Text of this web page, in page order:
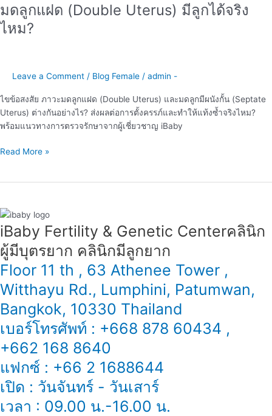
มดลูกแฝด (Double Uterus) มีลูกได้จริง
ไหม?
Leave a Comment / Blog Female / admin -
ไขข้อสงสัย ภาวะมดลูกแฝด (Double Uterus) และมดลูกมีผนังกั้น (Septate
Uterus) ต่างกันอย่างไร? ส่งผลต่อการตั้งครรภ์และทำให้แท้งซ้ำจริงไหม?
พร้อมแนวทางการตรวจรักษาจากผู้เชี่ยวชาญ iBaby
(Double
Uterus)
มี
Read More »
iBaby Fertility & Genetic Center​ คลินิก
ผู้มีบุตรยาก คลินิกมีลูกยาก
Floor 11 th , 63 Athenee Tower ,
Witthayu Rd., Lumphini, Patumwan,
Bangkok, 10330 Thailand
เบอร์โทรศัพท์ : +668 878 60434 ,
+662 168 8640
แฟกซ์ : +66 2 1688644
เปิด : วันจันทร์ - วันเสาร์
เวลา : 09.00 น.-16.00 น.